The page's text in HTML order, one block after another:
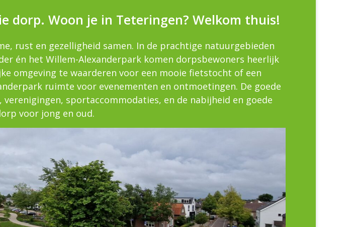
dorp. Woon je in Teteringen? Welkom thuis!
rust en gezelligheid samen. In de prachtige natuurgebieden
én het Willem-Alexanderpark komen dorpsbewoners heerlijk
omgeving te waarderen voor een mooie fietstocht of een
ruimte voor evenementen en ontmoetingen. De goede
sportaccommodaties, en de nabijheid en goede
voor jong en oud.